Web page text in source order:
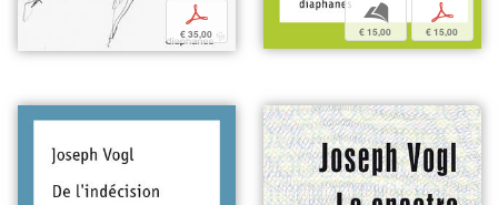
p
€ 35,00
b
€ 15,00
p
€ 15,00